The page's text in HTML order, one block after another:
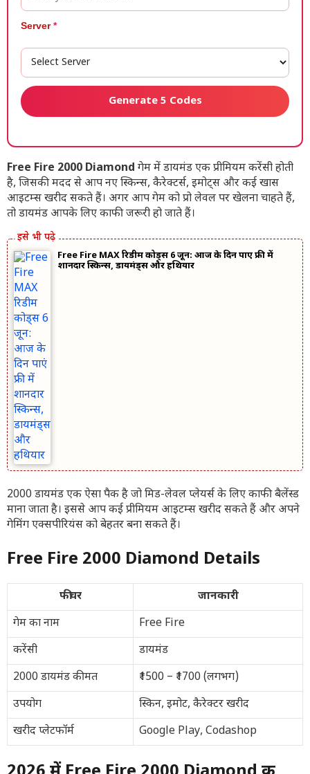
Server*
Generate 5 Codes
Free Fire 2000 Diamond गेम में डायमंड एक प्रीमियम करेंसी होती
है, जिसकी मदद से आप नए स्किन्स, कैरेक्टर्स, इमोट्स और कई खास
आइटम्स खरीद सकते हैं। अगर आप गेम को प्रो लेवल पर खेलना चाहते हैं,
तो डायमंड आपके लिए काफी जरूरी हो जाते हैं।
Free Fire MAX रिडीम कोड्स 6 जून: आज के दिन पाएं फ्री में
शानदार स्किन्स, डायमंड्स और हथियार
2000 डायमंड एक ऐसा पैक है जो मिड-लेवल प्लेयर्स के लिए काफी बैलेंस्ड
माना जाता है। इससे आप कई प्रीमियम आइटम्स खरीद सकते हैं और अपने
गेमिंग एक्सपीरियंस को बेहतर बना सकते हैं।
Free Fire 2000 Diamond Details
फीचर
जानकारी
गेम का नाम
Free Fire
करेंसी
डायमंड
2000 डायमंड कीमत
₹1500 – ₹1700 (लगभग)
उपयोग
स्किन, इमोट, कैरेक्टर खरीद
खरीद प्लेटफॉर्म
Google Play, Codashop